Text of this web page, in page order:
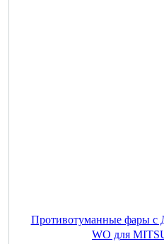
Противотуманные фары
WO для